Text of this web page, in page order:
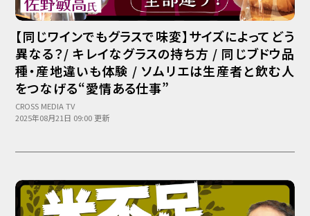
【同じワインでもグラスで味変】サイズによってどう
異なる？/ キレイなグラスの持ち方 / 同じブドウ品
種・産地違いも体験 / ソムリエは生産者と飲む人
をつなげる“愛情ある仕事”
CROSS MEDIA TV
2025年08月21日 09:00 更新